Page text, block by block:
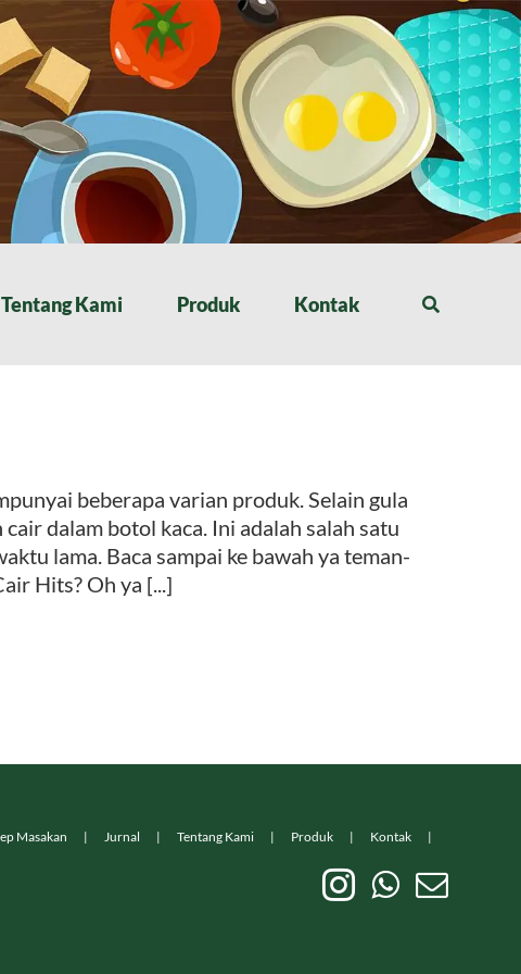
Tentang Kami Produk Kontak
beberapa varian produk. Selain gula
dalam botol kaca. Ini adalah salah satu
lama. Baca sampai ke bawah ya teman-
Hits? Oh ya [...]
Masakan Jurnal Tentang Kami Produk Kontak